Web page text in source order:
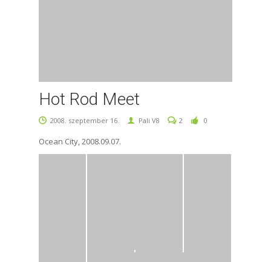
Hot Rod Meet
2008. szeptember 16. Pali V8 2 0
Ocean City, 2008.09.07.